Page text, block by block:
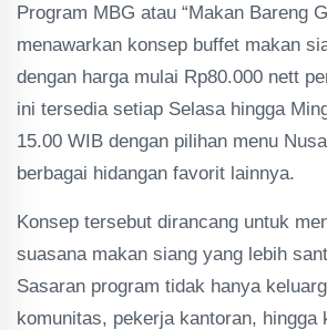
Program MBG atau “Makan Bareng
menawarkan konsep buffet makan
dengan harga mulai Rp80.000 nett
ini tersedia setiap Selasa hingga
15.00 WIB dengan pilihan menu
berbagai hidangan favorit lainnya.
Konsep tersebut dirancang untuk
suasana makan siang yang lebih
Sasaran program tidak hanya
komunitas, pekerja kantoran, hingga